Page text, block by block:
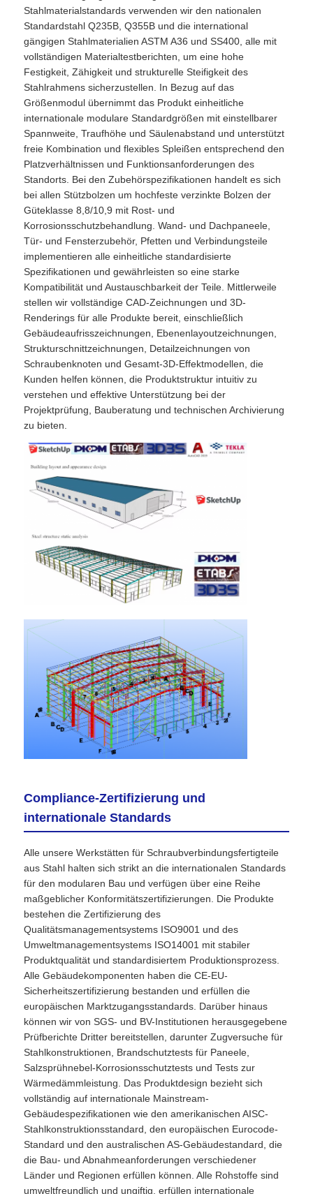
Stahlmaterialstandards verwenden wir den nationalen
Standardstahl Q235B, Q355B und die international
gängigen Stahlmaterialien ASTM A36 und SS400, alle mit
vollständigen Materialtestberichten, um eine hohe
Festigkeit, Zähigkeit und strukturelle Steifigkeit des
Stahlrahmens sicherzustellen. In Bezug auf das
Größenmodul übernimmt das Produkt einheitliche
internationale modulare Standardgrößen mit einstellbarer
Spannweite, Traufhöhe und Säulenabstand und unterstützt
freie Kombination und flexibles Spleißen entsprechend den
Platzverhältnissen und Funktionsanforderungen des
Standorts. Bei den Zubehörspezifikationen handelt es sich
bei allen Stützbolzen um hochfeste verzinkte Bolzen der
Güteklasse 8,8/10,9 mit Rost- und
Korrosionsschutzbehandlung. Wand- und Dachpaneele,
Tür- und Fensterzubehör, Pfetten und Verbindungsteile
implementieren alle einheitliche standardisierte
Spezifikationen und gewährleisten so eine starke
Kompatibilität und Austauschbarkeit der Teile. Mittlerweile
stellen wir vollständige CAD-Zeichnungen und 3D-
Renderings für alle Produkte bereit, einschließlich
Gebäudeaufrisszeichnungen, Ebenenlayoutzeichnungen,
Strukturschnittzeichnungen, Detailzeichnungen von
Schraubenknoten und Gesamt-3D-Effektmodellen, die
Kunden helfen können, die Produktstruktur intuitiv zu
verstehen und effektive Unterstützung bei der
Projektprüfung, Bauberatung und technischen Archivierung
zu bieten.
Compliance-Zertifizierung und
internationale Standards
Alle unsere Werkstätten für Schraubverbindungsfertigteile
aus Stahl halten sich strikt an die internationalen Standards
für den modularen Bau und verfügen über eine Reihe
maßgeblicher Konformitätszertifizierungen. Die Produkte
bestehen die Zertifizierung des
Qualitätsmanagementsystems ISO9001 und des
Umweltmanagementsystems ISO14001 mit stabiler
Produktqualität und standardisiertem Produktionsprozess.
Alle Gebäudekomponenten haben die CE-EU-
Sicherheitszertifizierung bestanden und erfüllen die
europäischen Marktzugangsstandards. Darüber hinaus
können wir von SGS- und BV-Institutionen herausgegebene
Prüfberichte Dritter bereitstellen, darunter Zugversuche für
Stahlkonstruktionen, Brandschutztests für Paneele,
Salzsprühnebel-Korrosionsschutztests und Tests zur
Wärmedämmleistung. Das Produktdesign bezieht sich
vollständig auf internationale Mainstream-
Gebäudespezifikationen wie den amerikanischen AISC-
Stahlkonstruktionsstandard, den europäischen Eurocode-
Standard und den australischen AS-Gebäudestandard, die
die Bau- und Abnahmeanforderungen verschiedener
Länder und Regionen erfüllen können. Alle Rohstoffe sind
umweltfreundlich und ungiftig, erfüllen internationale